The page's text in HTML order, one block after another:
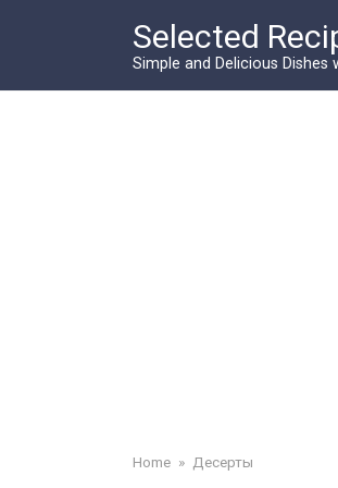
Selected
Simple and Delicious Dishes
Home » Десерты